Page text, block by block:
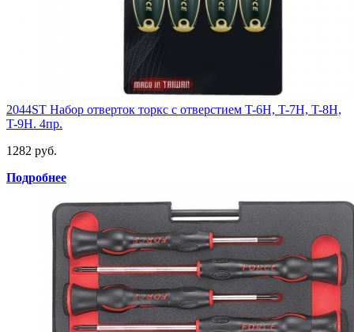
2044ST Набор отверток торкс с отверстием T-6H, T-7H, T-8H,
T-9H. 4пр.
1282 руб.
Подробнее